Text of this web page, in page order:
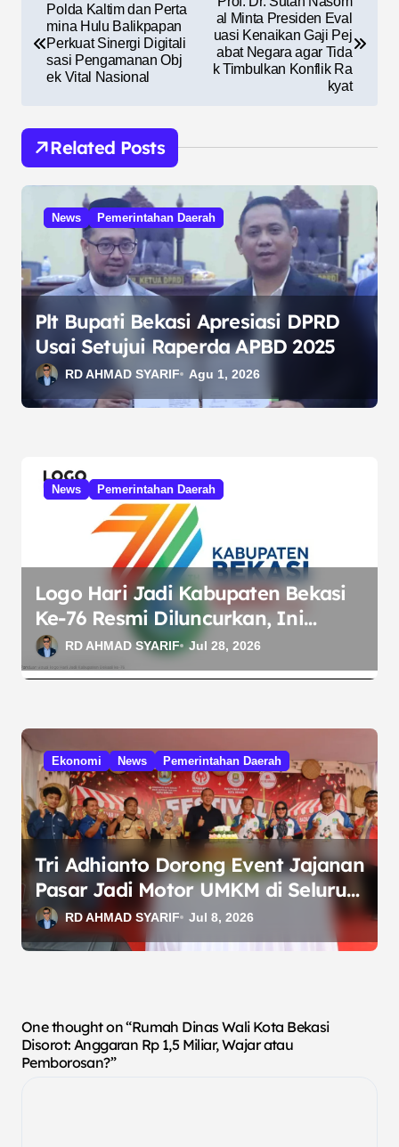
a
s
o
s
Polda Kaltim dan Perta
mina Hulu Balikpapan
Perkuat Sinergi Digitali
sasi Pengamanan Obj
ek Vital Nasional
al Minta Presiden Eval
uasi Kenaikan Gaji Pej
abat Negara agar Tida
k Timbulkan Konflik Ra
kyat
Related Posts
News Pemerintahan Daerah
Plt Bupati Bekasi Apresiasi DPRD
Usai Setujui Raperda APBD 2025
RD AHMAD SYARIF Agu 1, 2026
News Pemerintahan Daerah
Logo Hari Jadi Kabupaten Bekasi
Ke-76 Resmi Diluncurkan, Ini
Filosofi di Baliknya
RD AHMAD SYARIF Jul 28, 2026
Ekonomi News Pemerintahan Daerah
Tri Adhianto Dorong Event Jajanan
Pasar Jadi Motor UMKM di Seluruh
Kecamatan Bekasi
RD AHMAD SYARIF Jul 8, 2026
One thought on “Rumah Dinas Wali Kota Bekasi
Disorot: Anggaran Rp 1,5 Miliar, Wajar atau
Pemborosan?”